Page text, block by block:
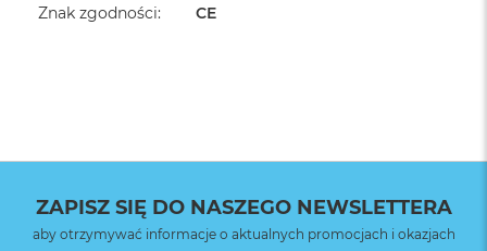
Znak zgodności: CE
ZAPISZ SIĘ DO NASZEGO NEWSLETTERA
aby otrzymywać informacje o aktualnych promocjach i okazjach